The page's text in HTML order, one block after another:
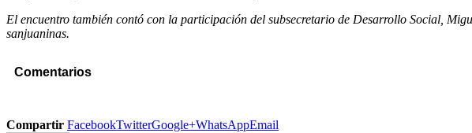
El encuentro también contó con la participación del subsecretario de Desarrollo Social,
sanjuaninas.
Comentarios
Compartir FacebookTwitterGoogle+WhatsAppEmail